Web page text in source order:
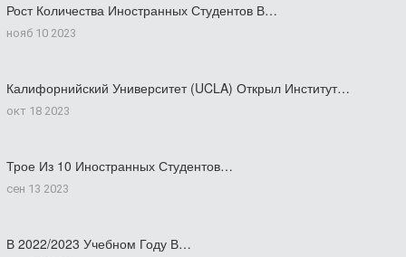
Рост Количества Иностранных Студентов В…
нояб 10 2023
Калифорнийский Университет (UCLA) Открыл Институт…
окт 18 2023
Трое Из 10 Иностранных Студентов…
сен 13 2023
В 2022/2023 Учебном Году В…